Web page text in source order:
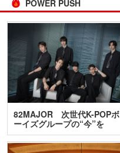
POWER PUSH
82MAJOR 次世代K-POPボ
ーイズグループの“今”を
訊…